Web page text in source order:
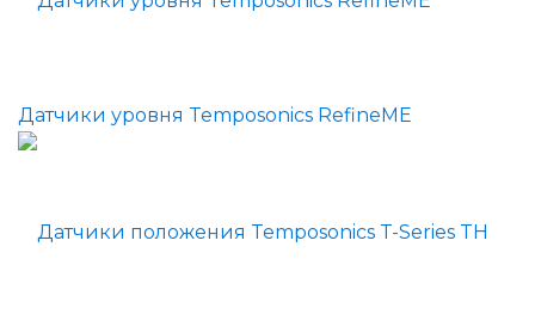
Датчики уровня Temposonics RefineME